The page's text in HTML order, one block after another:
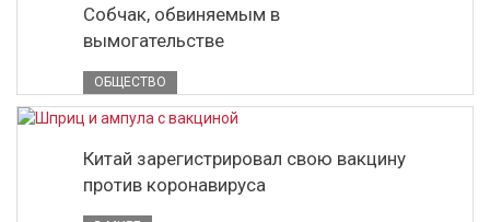
Собчак, обвиняемым в
вымогательстве
ОБЩЕСТВО
Китай зарегистрировал свою вакцину
против коронавируса